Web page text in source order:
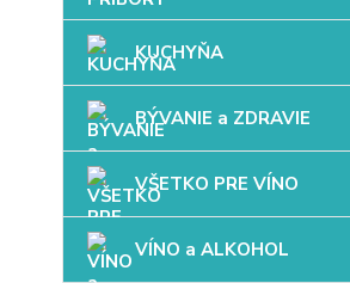
KUCHYŇA
BÝVANIE a ZDRAVIE
VŠETKO PRE VÍNO
VÍNO a ALKOHOL